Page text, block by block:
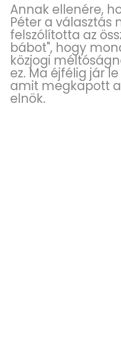
Annak ellenére,
Péter a választás
felszólította az
bábot", hogy
közjogi
ez. Ma éjfélig jár
amit megkapott
elnök.